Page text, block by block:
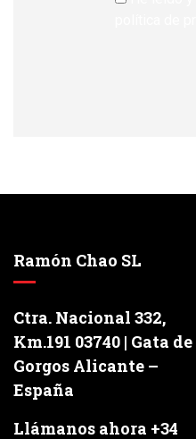
Ramón Chao SL
Ctra. Nacional 332,
Km.191 03740 | Gata de
Gorgos Alicante –
España
Llámanos ahora +34